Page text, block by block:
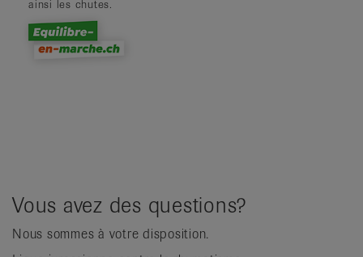
ainsi les chutes.
Vous avez des questions?
Nous sommes à votre disposition.